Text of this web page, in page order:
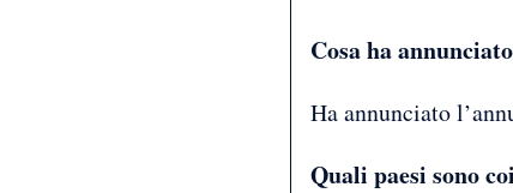
Cosa ha
Ha annunciato
Quali paesi sono